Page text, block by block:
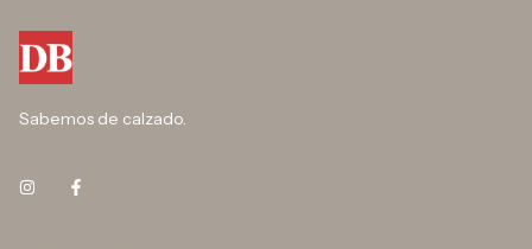
Sabemos de calzado.